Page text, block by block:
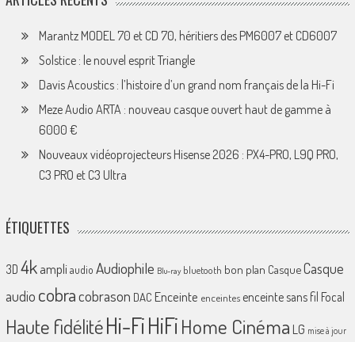
Marantz MODEL 70 et CD 70, héritiers des PM6007 et CD6007
Solstice : le nouvel esprit Triangle
Davis Acoustics : l’histoire d’un grand nom français de la Hi-Fi
Meze Audio ARTA : nouveau casque ouvert haut de gamme à
6000 €
Nouveaux vidéoprojecteurs Hisense 2026 : PX4-PRO, L9Q PRO,
C3 PRO et C3 Ultra
ÉTIQUETTES
3D 4k ampliaudio Audiophile Blu-ray bluetooth bon plan CasqueCasque
audio cobracobrason DAC Enceinte enceintes enceinte sans fil Focal
Haute fidélitéHi-FiHiFiHome Cinéma LG mise à jour